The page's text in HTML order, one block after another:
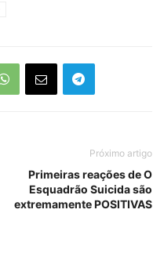
Próximo artigo
Primeiras reações de O
Esquadrão Suicida são
extremamente POSITIVAS